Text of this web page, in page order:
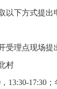
以下方式提出
受理点现场提
村
13:30-17:30